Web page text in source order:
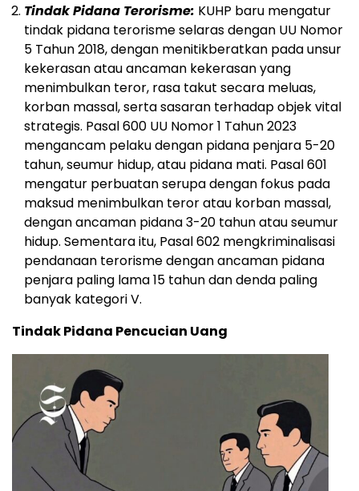
Tindak Pidana Terorisme: KUHP baru mengatur
tindak pidana terorisme selaras dengan UU Nomor
5 Tahun 2018, dengan menitikberatkan pada unsur
kekerasan atau ancaman kekerasan yang
menimbulkan teror, rasa takut secara meluas,
korban massal, serta sasaran terhadap objek vital
strategis. Pasal 600 UU Nomor 1 Tahun 2023
mengancam pelaku dengan pidana penjara 5-20
tahun, seumur hidup, atau pidana mati. Pasal 601
mengatur perbuatan serupa dengan fokus pada
maksud menimbulkan teror atau korban massal,
dengan ancaman pidana 3-20 tahun atau seumur
hidup. Sementara itu, Pasal 602 mengkriminalisasi
pendanaan terorisme dengan ancaman pidana
penjara paling lama 15 tahun dan denda paling
banyak kategori V.
Tindak Pidana Pencucian Uang